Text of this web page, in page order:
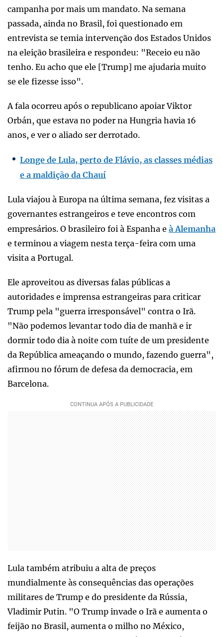
campanha por mais um mandato. Na semana
passada, ainda no Brasil, foi questionado em
entrevista se temia intervenção dos Estados Unidos
na eleição brasileira e respondeu: "Receio eu não
tenho. Eu acho que ele [Trump] me ajudaria muito
se ele fizesse isso".
A fala ocorreu após o republicano apoiar Viktor
Orbán, que estava no poder na Hungria havia 16
anos, e ver o aliado ser derrotado.
Longe de Lula, perto de Flávio, as classes médias
e a maldição da Chauí
Lula viajou à Europa na última semana, fez visitas a
governantes estrangeiros e teve encontros com
empresários. O brasileiro foi à Espanha e à Alemanha
e terminou a viagem nesta terça-feira com uma
visita a Portugal.
Ele aproveitou as diversas falas públicas a
autoridades e imprensa estrangeiras para criticar
Trump pela "guerra irresponsável" contra o Irã.
"Não podemos levantar todo dia de manhã e ir
dormir todo dia à noite com tuíte de um presidente
da República ameaçando o mundo, fazendo guerra",
afirmou no fórum de defesa da democracia, em
Barcelona.
Lula também atribuiu a alta de preços
mundialmente às consequências das operações
militares de Trump e do presidente da Rússia,
Vladimir Putin. "O Trump invade o Irã e aumenta o
feijão no Brasil, aumenta o milho no México,